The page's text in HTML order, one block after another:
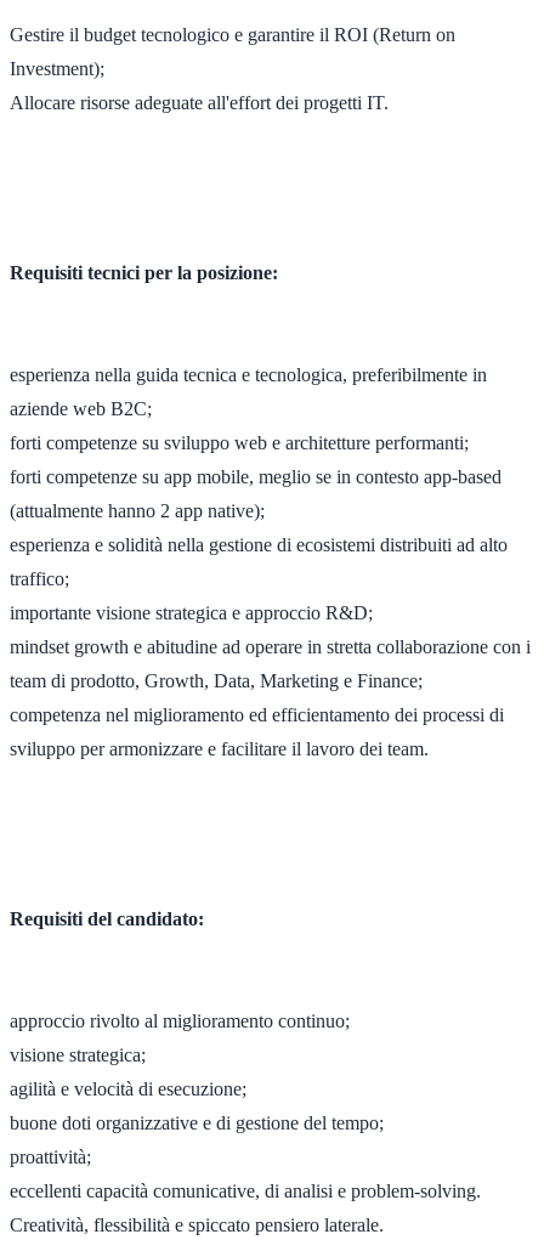
Gestire il budget tecnologico e garantire il ROI (Return on
Investment);
Allocare risorse adeguate all'effort dei progetti IT.
Requisiti tecnici per la posizione:
esperienza nella guida tecnica e tecnologica, preferibilmente in
aziende web B2C;
forti competenze su sviluppo web e architetture performanti;
forti competenze su app mobile, meglio se in contesto app-based
(attualmente hanno 2 app native);
esperienza e solidità nella gestione di ecosistemi distribuiti ad alto
traffico;
importante visione strategica e approccio R&D;
mindset growth e abitudine ad operare in stretta collaborazione con i
team di prodotto, Growth, Data, Marketing e Finance;
competenza nel miglioramento ed efficientamento dei processi di
sviluppo per armonizzare e facilitare il lavoro dei team.
Requisiti del candidato:
approccio rivolto al miglioramento continuo;
visione strategica;
agilità e velocità di esecuzione;
buone doti organizzative e di gestione del tempo;
proattività;
eccellenti capacità comunicative, di analisi e problem‐solving.
Creatività, flessibilità e spiccato pensiero laterale.